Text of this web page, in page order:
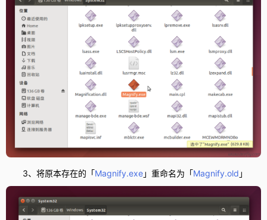
3、将原本存在的「Magnify.exe」重命名为「Magnify.old 」